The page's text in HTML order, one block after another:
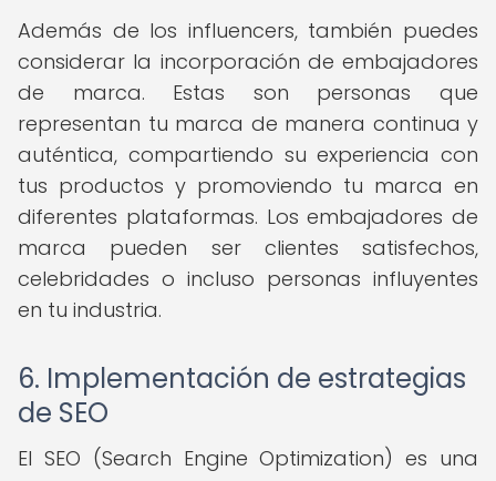
Además de los influencers, también puedes
considerar la incorporación de embajadores
de marca. Estas son personas que
representan tu marca de manera continua y
auténtica, compartiendo su experiencia con
tus productos y promoviendo tu marca en
diferentes plataformas. Los embajadores de
marca pueden ser clientes satisfechos,
celebridades o incluso personas influyentes
en tu industria.
6. Implementación de estrategias
de SEO
El SEO (Search Engine Optimization) es una